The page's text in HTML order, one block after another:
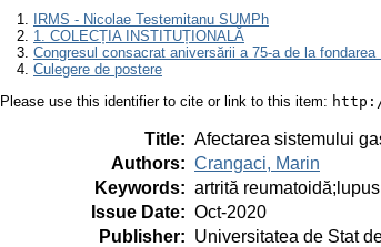
IRMS - Nicolae Testemitanu SUMPh
1. COLECȚIA INSTITUȚIONALĂ
Congresul consacrat aniversării a 75-a de la
Culegere de postere
Please use this identifier to cite or link to this item:
Title: Afectarea sistemului
Authors: Crangaci, Marin
Keywords: artrită
Issue Date: Oct-2020
Publisher: Universitatea de Stat